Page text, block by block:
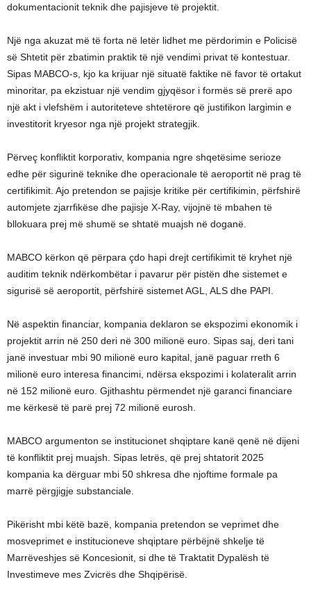
dokumentacionit teknik dhe pajisjeve të projektit.
Një nga akuzat më të forta në letër lidhet me përdorimin e Policisë
së Shtetit për zbatimin praktik të një vendimi privat të kontestuar.
Sipas MABCO-s, kjo ka krijuar një situatë faktike në favor të ortakut
minoritar, pa ekzistuar një vendim gjyqësor i formës së prerë apo
një akt i vlefshëm i autoriteteve shtetërore që justifikon largimin e
investitorit kryesor nga një projekt strategjik.
Përveç konfliktit korporativ, kompania ngre shqetësime serioze
edhe për sigurinë teknike dhe operacionale të aeroportit në prag të
certifikimit. Ajo pretendon se pajisje kritike për certifikimin, përfshirë
automjete zjarrfikëse dhe pajisje X-Ray, vijojnë të mbahen të
bllokuara prej më shumë se shtatë muajsh në doganë.
MABCO kërkon që përpara çdo hapi drejt certifikimit të kryhet një
auditim teknik ndërkombëtar i pavarur për pistën dhe sistemet e
sigurisë së aeroportit, përfshirë sistemet AGL, ALS dhe PAPI.
Në aspektin financiar, kompania deklaron se ekspozimi ekonomik i
projektit arrin në 250 deri në 300 milionë euro. Sipas saj, deri tani
janë investuar mbi 90 milionë euro kapital, janë paguar rreth 6
milionë euro interesa financimi, ndërsa ekspozimi i kolateralit arrin
në 152 milionë euro. Gjithashtu përmendet një garanci financiare
me kërkesë të parë prej 72 milionë eurosh.
MABCO argumenton se institucionet shqiptare kanë qenë në dijeni
të konfliktit prej muajsh. Sipas letrës, që prej shtatorit 2025
kompania ka dërguar mbi 50 shkresa dhe njoftime formale pa
marrë përgjigje substanciale.
Pikërisht mbi këtë bazë, kompania pretendon se veprimet dhe
mosveprimet e institucioneve shqiptare përbëjnë shkelje të
Marrëveshjes së Koncesionit, si dhe të Traktatit Dypalësh të
Investimeve mes Zvicrës dhe Shqipërisë.